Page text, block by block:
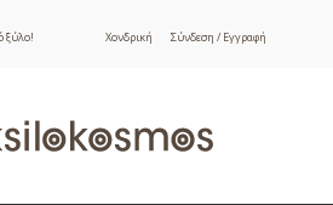
ξύλο! Χονδρική Σύνδεση / Εγγραφή